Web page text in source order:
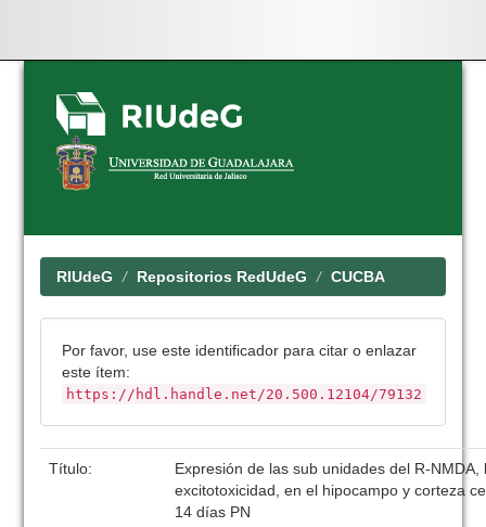
Skip
navigation
RIUdeG Repositorios RedUdeG CUCBA
Por favor, use este identificador para citar o enlazar
este ítem:
https://hdl.handle.net/20.500.12104/79132
Título:
Expresión de las sub unidades del R-
excitotoxicidad, en el hipocampo y corteza
14 días PN